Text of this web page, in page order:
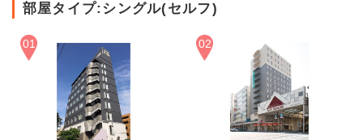
部屋タイプ:シングル(セルフ)
01 02